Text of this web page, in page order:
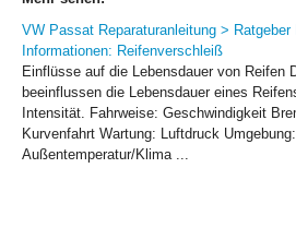
VW Passat Reparaturanleitung > Ratgeber
Informationen: Reifenverschleiß
Einflüsse auf die Lebensdauer von Reifen
beeinflussen die Lebensdauer eines
Intensität. Fahrweise: Geschwindigkeit
Kurvenfahrt Wartung: Luftdruck
Außentemperatur/Klima ...